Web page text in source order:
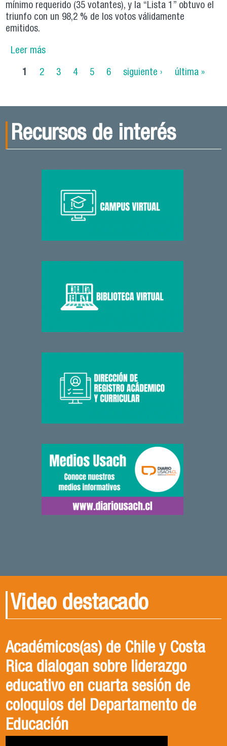
mínimo requerido (35 votantes), y la “Lista 1” obtuvo el
triunfo con un 98,2 % de los votos válidamente
emitidos.
Leer mássobre Programa de Regularización para la
de Estudiantes
Páginas
1 2 3 4 5 6 siguiente › última »
Recursos de interés
Video destacado
Académicos(as) de Chile y Costa
Rica dialogan sobre liderazgo
educativo en cuarta sesión de
coloquios del Departamento de
Educación